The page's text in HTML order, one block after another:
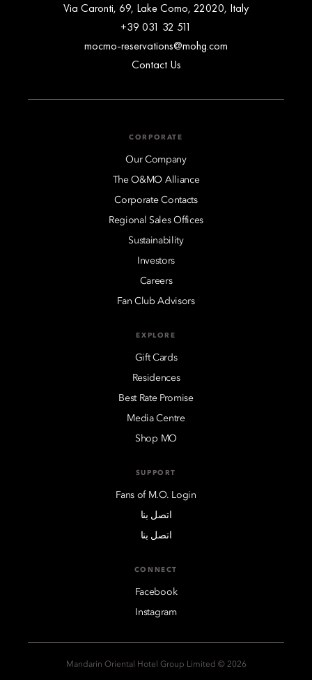
Via Caronti, 69, Lake Como, 22020, Italy
+39 031 32 511
mocmo-reservations@mohg.com
Contact Us
CORPORATE
Our Company
The O&MO Alliance
Corporate Contacts
Regional Sales Offices
Sustainability
Investors
Careers
Fan Club Advisors
EXPLORE
Gift Cards
Residences
Best Rate Promise
Media Centre
Shop MO
SUPPORT
Fans of M.O. Login
اتصل بنا
اتصل بنا
CONNECT
Facebook
Instagram
2026 © Mandarin Oriental Hotel Group Limited